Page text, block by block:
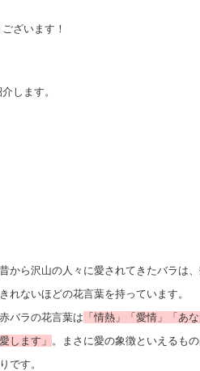
ざいます！
します。
昔から沢山の人々に愛されてきたバラは、
きれないほどの花言葉を持っています。
赤バラの花言葉は 「情熱」「愛情」「あ
愛します」 。まさに愛の象徴といえるも
りです。